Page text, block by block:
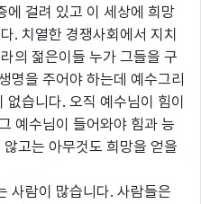
에 걸려 있고 이 세상에 희망
. 치열한 경쟁사회에서 지치
의 젊은이들 누가 그들을 구
명을 주어야 하는데 예수그리
습니다. 오직 예수님이 힘이
예수님이 들어와야 힘과 능
고는 아무것도 희망을 얻을
사람이 많습니다. 사람들은